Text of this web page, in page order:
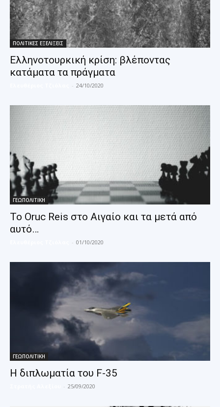
ΠΟΛΙΤΙΚΕΣ ΕΞΕΛΙΞΕΙΣ
Ελληνοτουρκική κρίση: βλέποντας
κατάματα τα πράγματα
- 24/10/2020
ΓΕΩΠΟΛΙΤΙΚΗ
Το Oruc Reis στο Αιγαίο και τα μετά από
αυτό…
- 01/10/2020
ΓΕΩΠΟΛΙΤΙΚΗ
Η διπλωματία του F-35
- 25/09/2020